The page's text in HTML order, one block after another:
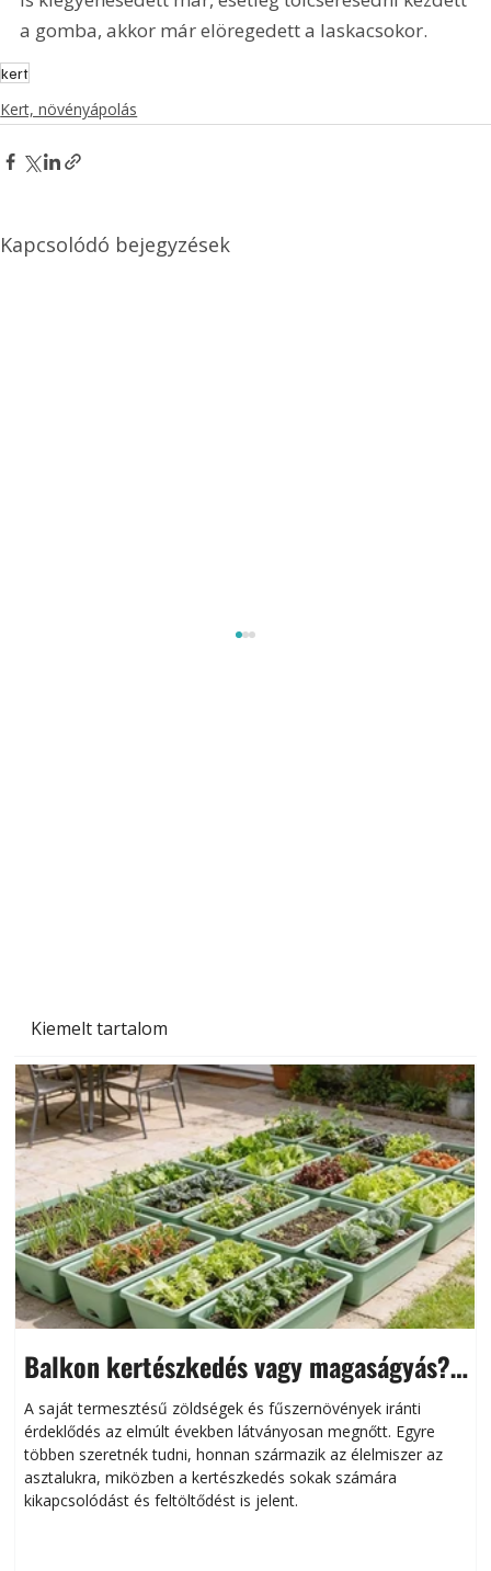
Kiemelt tartalom
Balkon kertészkedés vagy magaságyás?
Helytakarékos kertészkedés
A saját termesztésű zöldségek és fűszernövények iránti
érdeklődés az elmúlt években látványosan megnőtt. Egyre
többen szeretnék tudni, honnan származik az élelmiszer az
asztalukra, miközben a kertészkedés sokak számára
kikapcsolódást és feltöltődést is jelent.
a gomba, akkor már elöregedett a laskacsokor.
kert
Kert, növényápolás
Kapcsolódó bejegyzések